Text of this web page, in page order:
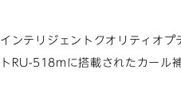
インテリジェントクオリティオ
トRU-518mに搭載されたカール